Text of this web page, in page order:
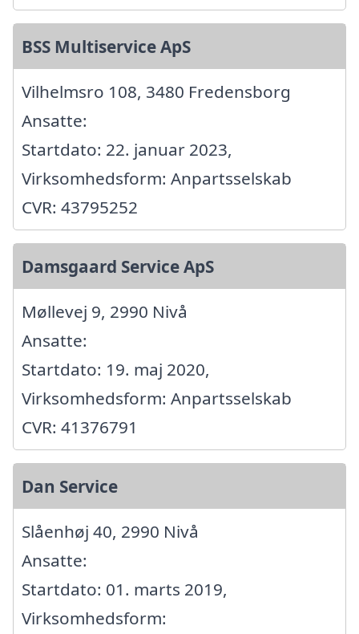
BSS Multiservice ApS
Vilhelmsro 108, 3480 Fredensborg
Ansatte:
Startdato: 22. januar 2023,
Virksomhedsform: Anpartsselskab
CVR: 43795252
Damsgaard Service ApS
Møllevej 9, 2990 Nivå
Ansatte:
Startdato: 19. maj 2020,
Virksomhedsform: Anpartsselskab
CVR: 41376791
Dan Service
Slåenhøj 40, 2990 Nivå
Ansatte:
Startdato: 01. marts 2019,
Virksomhedsform: